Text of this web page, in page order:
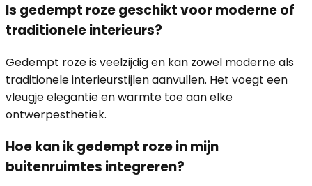
Is gedempt roze geschikt voor moderne of
traditionele interieurs?
Gedempt roze is veelzijdig en kan zowel moderne als
traditionele interieurstijlen aanvullen. Het voegt een
vleugje elegantie en warmte toe aan elke
ontwerpesthetiek.
Hoe kan ik gedempt roze in mijn
buitenruimtes integreren?